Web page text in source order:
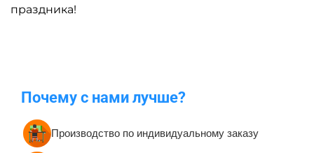
праздника!
Почему с нами лучше?
Производство по индивидуальному заказу